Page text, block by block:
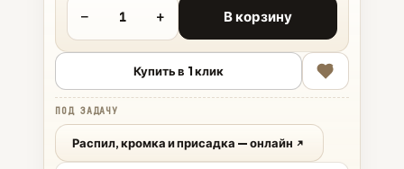
− + В корзину
Купить в 1 клик
ПОД ЗАДАЧУ
Распил, кромка и присадка — онлайн